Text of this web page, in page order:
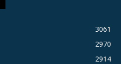
3061
2970
2914